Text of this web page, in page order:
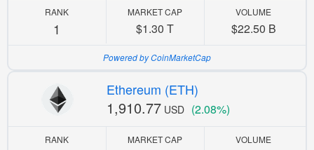
RANK
1
MARKET CAP
$1.30 T
VOLUME
$22.50 B
Powered by CoinMarketCap
Ethereum (ETH)
1,910.77 USD (2.08%)
RANK MARKET CAP VOLUME